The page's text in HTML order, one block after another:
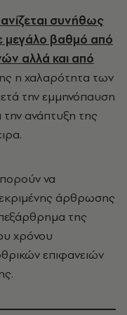
συνήθως
μεγάλο βαθμό από
αλλά και από
η χαλαρότητα των
την εμμηνόπαυση
την ανάπτυξη της
να
άρθρωσης
της
χρόνου
επιφανειών